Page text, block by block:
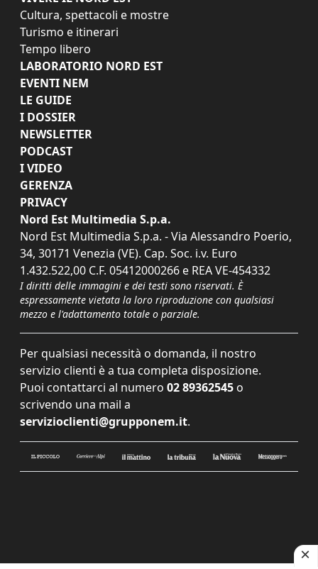
Cultura, spettacoli e mostre
Turismo e itinerari
Tempo libero
LABORATORIO NORD EST
EVENTI NEM
LE GUIDE
I DOSSIER
NEWSLETTER
PODCAST
I VIDEO
GERENZA
PRIVACY
Nord Est Multimedia S.p.a.
Nord Est Multimedia S.p.a. - Via Alessandro Poerio,
34, 30171 Venezia (VE). Cap. Soc. i.v. Euro
1.432.522,00 C.F. 05412000266 e REA VE-454332
I diritti delle immagini e dei testi sono riservati. È
espressamente vietata la loro riproduzione con qualsiasi
mezzo e l'adattamento totale o parziale.
Per qualsiasi necessità o domanda, il nostro
servizio clienti è a tua completa disposizione.
Puoi contattarci al numero 02 89362545 o
scrivendo una mail a
servizioclienti@grupponem.it.